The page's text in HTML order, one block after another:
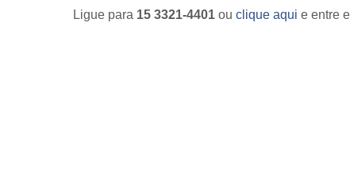
Ligue para 15 3321-4401 ou clique aqui e entre